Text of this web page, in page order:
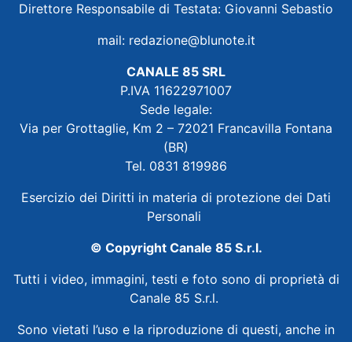
Direttore Responsabile di Testata: Giovanni Sebastio
mail: redazione@blunote.it
CANALE 85 SRL
P.IVA 11622971007
Sede legale:
Via per Grottaglie, Km 2 – 72021 Francavilla Fontana
(BR)
Tel. 0831 819986
Esercizio dei Diritti in materia di protezione dei Dati
Personali
© Copyright Canale 85 S.r.l.
Tutti i video, immagini, testi e foto sono di proprietà di
Canale 85 S.r.l.
Sono vietati l’uso e la riproduzione di questi, anche in